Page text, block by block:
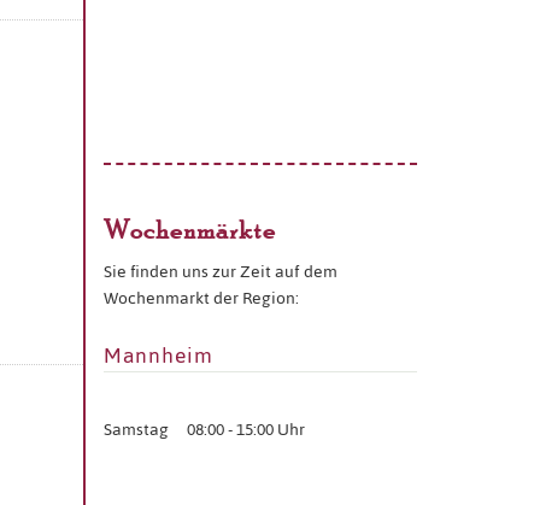
Wochenmärkte
Sie finden uns zur Zeit auf dem
Wochenmarkt der Region:
Mannheim
Samstag 08:00 - 15:00 Uhr